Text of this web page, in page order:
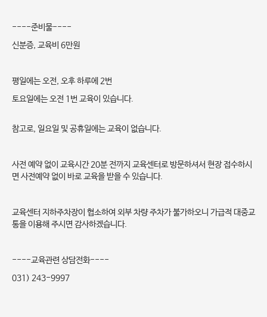
----준비물----
신분증, 교육비 6만원
평일에는 오전, 오후 하루에 2번
토요일에는 오전 1번 교육이 있습니다.
참고로, 일요일 및 공휴일에는 교육이 없습니다.
사전 예약 없이 교육시간 20분 전까지 교육센터로 방문하셔서 현장 접수하시
면 사전예약 없이 바로 교육을 받을 수 있습니다.
교육센터 지하주차장이 협소하여 외부 차량 주차가 불가하오니 가급적 대중교
통을 이용해 주시면 감사하겠습니다.
----교육관련 상담전화----
031) 243-9997